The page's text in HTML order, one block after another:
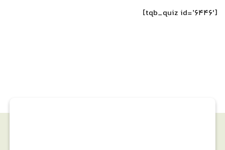
[tqb_quiz id=’6446′]